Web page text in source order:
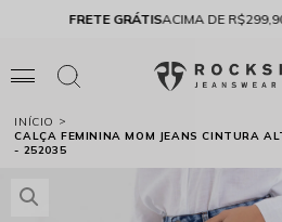
FRETE GRÁTISACIMA DE
INÍCIO
CALÇA FEMININA MOM JEANS CINTURA
- 252035